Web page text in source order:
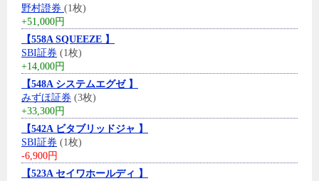
野村證券 (1枚)
+51,000円
【558A SQUEEZE 】
SBI証券 (1枚)
+14,000円
【548A システムエグゼ 】
みずほ証券 (3枚)
+33,300円
【542A ビタブリッドジャ 】
SBI証券 (1枚)
-6,900円
【523A セイワホールディ 】